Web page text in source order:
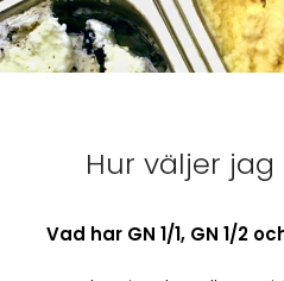
Hur väljer
Vad har GN 1/1, GN 1/2